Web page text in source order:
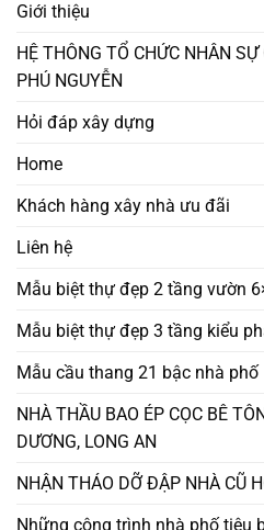
Giới thiệu
HỆ THÔNG TỔ CHỨC NHÂN
PHÚ NGUYỄN
Hỏi đáp xây dựng
Home
Khách hàng xây nhà ưu đãi
Liên hệ
Mẫu biệt thự đẹp 2 tầng vườn
Mẫu biệt thự đẹp 3 tầng kiểu
Mẫu cầu thang 21 bậc nhà phố
NHÀ THẦU BAO ÉP CỌC BÊ
DƯƠNG, LONG AN
NHẬN THÁO DỠ ĐẬP NHÀ CŨ
Những công trình nhà phố tiêu